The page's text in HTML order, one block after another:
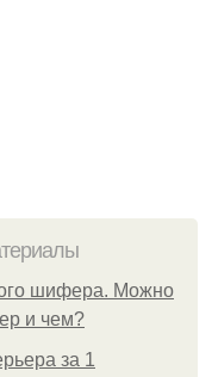
шифера. Можно
и чем?
за 1